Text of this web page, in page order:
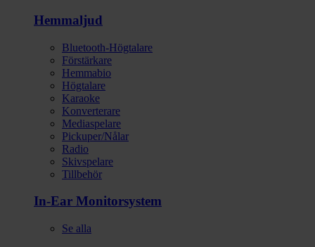
Hemmaljud
Bluetooth-Högtalare
Förstärkare
Hemmabio
Högtalare
Karaoke
Konverterare
Mediaspelare
Pickuper/Nålar
Radio
Skivspelare
Tillbehör
In-Ear Monitorsystem
Se alla